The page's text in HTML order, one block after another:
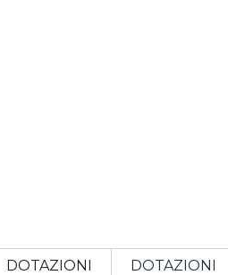
DOTAZIONI
DOTAZIONI